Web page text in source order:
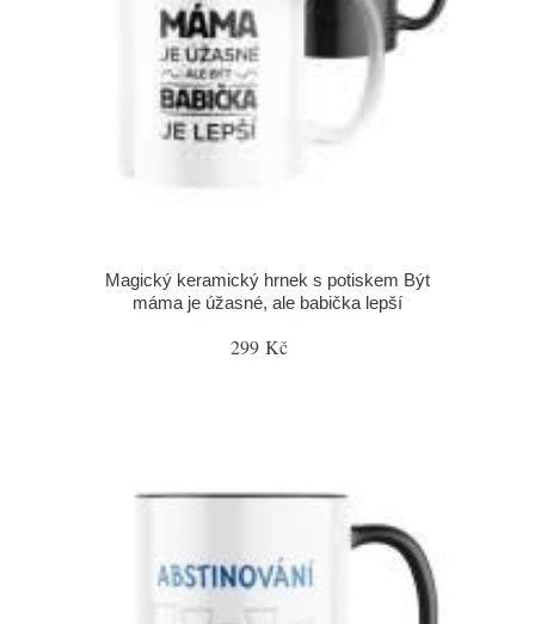
Magický keramický hrnek s potiskem Být
máma je úžasné, ale babička lepší
299 Kč